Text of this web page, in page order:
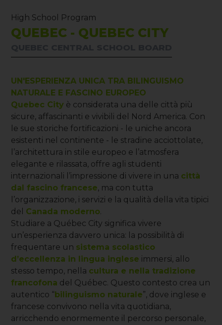
High School Program
QUEBEC - QUEBEC CITY
UN'ESPERIENZA UNICA TRA BILINGUISMO
NATURALE E FASCINO EUROPEO
Quebec City è considerata una delle città più
sicure, affascinanti e vivibili del Nord America. Con
le sue storiche fortificazioni - le uniche ancora
esistenti nel continente - le stradine acciottolate,
l’architettura in stile europeo e l’atmosfera
elegante e rilassata, offre agli studenti
internazionali l’impressione di vivere in una città
dal fascino francese, ma con tutta
l’organizzazione, i servizi e la qualità della vita tipici
del Canada moderno.
Studiare a Québec City significa vivere
un’esperienza davvero unica: la possibilità di
frequentare un sistema scolastico
d’eccellenza in lingua inglese immersi, allo
stesso tempo, nella cultura e nella tradizione
francofona del Québec. Questo contesto crea un
autentico “ bilinguismo naturale”, dove inglese e
francese convivono nella vita quotidiana,
arricchendo enormemente il percorso personale,